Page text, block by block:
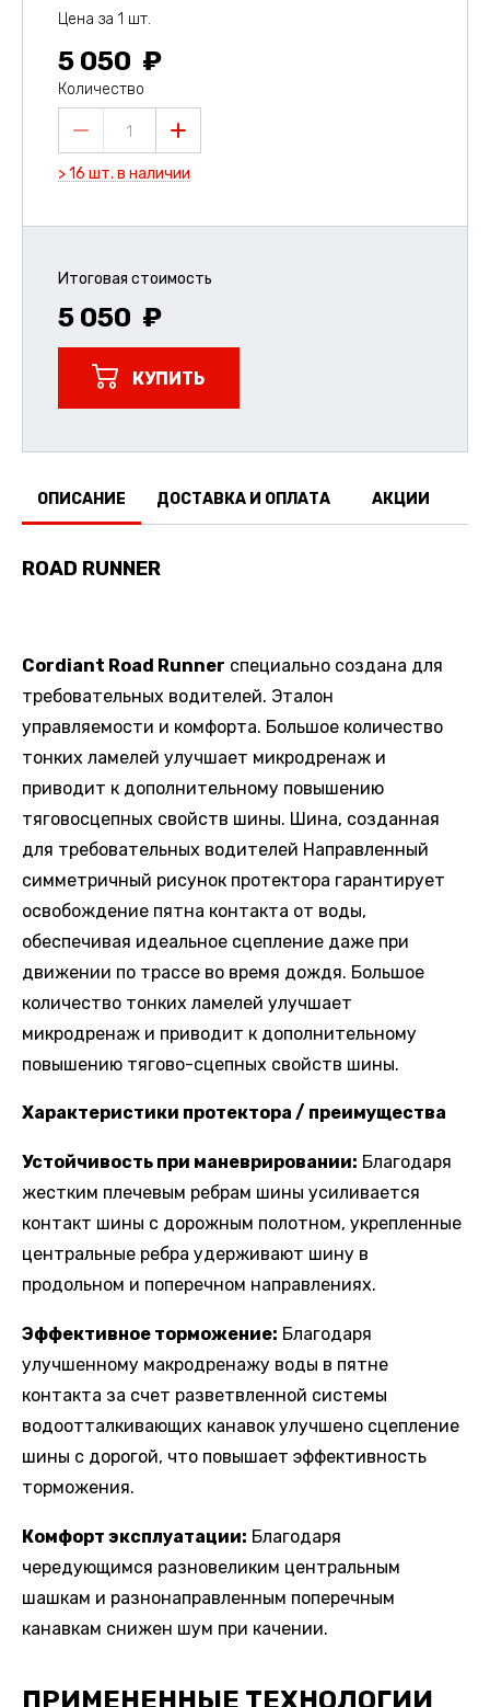
Цена за 1 шт.
5 050
Количество
1
> 16 шт. в наличии
Итоговая стоимость
5 050
КУПИТЬ
ОПИСАНИЕ ДОСТАВКА И ОПЛАТА АКЦИИ
ROAD RUNNER
Cordiant Road Runner специально создана для
требовательных водителей. Эталон
управляемости и комфорта. Большое количество
тонких ламелей улучшает микродренаж и
приводит к дополнительному повышению
тяговосцепных свойств шины. Шина, созданная
для требовательных водителей Направленный
симметричный рисунок протектора гарантирует
освобождение пятна контакта от воды,
обеспечивая идеальное сцепление даже при
движении по трассе во время дождя. Большое
количество тонких ламелей улучшает
микродренаж и приводит к дополнительному
повышению тягово-сцепных свойств шины.
Характеристики протектора / преимущества
Устойчивость при маневрировании: Благодаря
жестким плечевым ребрам шины усиливается
контакт шины с дорожным полотном, укрепленные
центральные ребра удерживают шину в
продольном и поперечном направлениях.
Эффективное торможение: Благодаря
улучшенному макродренажу воды в пятне
контакта за счет разветвленной системы
водоотталкивающих канавок улучшено сцепление
шины с дорогой, что повышает эффективность
торможения.
Комфорт эксплуатации: Благодаря
чередующимся разновеликим центральным
шашкам и разнонаправленным поперечным
канавкам снижен шум при качении.